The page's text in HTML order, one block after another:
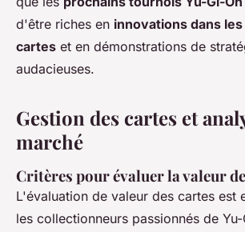
d'être riches en innovations dans
cartes et en démonstrations de
audacieuses.
Gestion des cartes et
marché
Critères pour évaluer la valeur
L'évaluation de valeur des cartes est
les collectionneurs passionnés de